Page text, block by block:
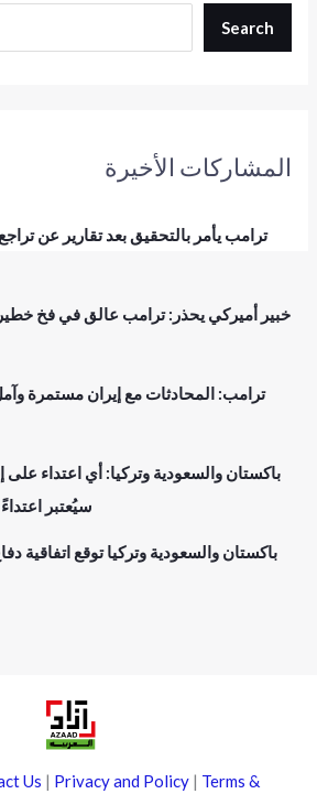
Search
المشاركات الأخيرة
ترامب يأمر بالتحقيق بعد تقارير عن
خبير أميركي يحذر: ترامب عالق في فخ
ترامب: المحادثات مع إيران مستمرة
باكستان والسعودية وتركيا: أي اعتداء على
سيُعتبر
باكستان والسعودية وتركيا توقع اتفاقية
Us | Privacy and Policy | Terms &